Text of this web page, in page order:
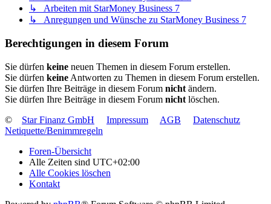
↳ Arbeiten mit StarMoney Business 7
↳ Anregungen und Wünsche zu StarMoney Business 7
Berechtigungen in diesem Forum
Sie dürfen keine neuen Themen in diesem Forum erstellen.
Sie dürfen keine Antworten zu Themen in diesem Forum erstellen.
Sie dürfen Ihre Beiträge in diesem Forum nicht ändern.
Sie dürfen Ihre Beiträge in diesem Forum nicht löschen.
©
Star Finanz GmbH Impressum AGB
Datenschutz
Netiquette/Benimmregeln
Foren-Übersicht
Alle Zeiten sind UTC+02:00
Alle Cookies löschen
Kontakt